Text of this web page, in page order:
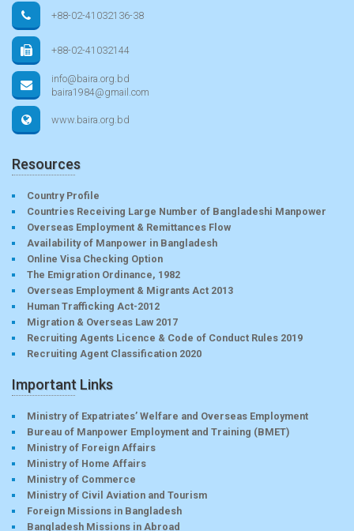
+88-02-41032136-38
+88-02-41032144
info@baira.org.bd
baira1984@gmail.com
www.baira.org.bd
Resources
Country Profile
Countries Receiving Large Number of Bangladeshi Manpower
Overseas Employment & Remittances Flow
Availability of Manpower in Bangladesh
Online Visa Checking Option
The Emigration Ordinance, 1982
Overseas Employment & Migrants Act 2013
Human Trafficking Act-2012
Migration & Overseas Law 2017
Recruiting Agents Licence & Code of Conduct Rules 2019
Recruiting Agent Classification 2020
Important Links
Ministry of Expatriates’ Welfare and Overseas Employment
Bureau of Manpower Employment and Training (BMET)
Ministry of Foreign Affairs
Ministry of Home Affairs
Ministry of Commerce
Ministry of Civil Aviation and Tourism
Foreign Missions in Bangladesh
Bangladesh Missions in Abroad